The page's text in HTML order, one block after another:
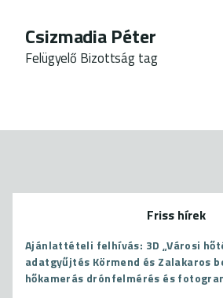
Csizmadia Péter
Felügyelő Bizottság tag
Friss hírek
Ajánlattételi felhívás: 3D „Városi
adatgyűjtés Körmend és Zalakaros
hőkamerás drónfelmérés és